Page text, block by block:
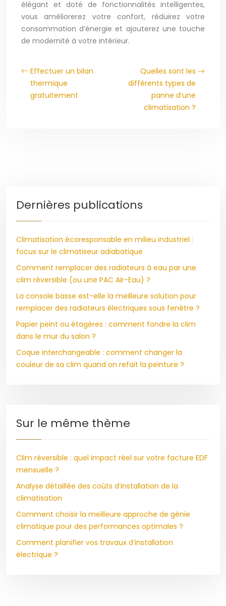
élégant et doté de fonctionnalités intelligentes,
vous améliorerez votre confort, réduirez votre
consommation d’énergie et ajouterez une touche
de modernité à votre intérieur.
Effectuer un bilan
thermique
gratuitement
Quelles sont les
différents types de
panne d’une
climatisation ?
Dernières publications
Climatisation écoresponsable en milieu industriel :
focus sur le climatiseur adiabatique
Comment remplacer des radiateurs à eau par une
clim réversible (ou une PAC Air-Eau) ?
La console basse est-elle la meilleure solution pour
remplacer des radiateurs électriques sous fenêtre ?
Papier peint ou étagères : comment fondre la clim
dans le mur du salon ?
Coque interchangeable : comment changer la
couleur de sa clim quand on refait la peinture ?
Sur le même thème
Clim réversible : quel impact réel sur votre facture EDF
mensuelle ?
Analyse détaillée des coûts d’installation de la
climatisation
Comment choisir la meilleure approche de génie
climatique pour des performances optimales ?
Comment planifier vos travaux d’installation
électrique ?